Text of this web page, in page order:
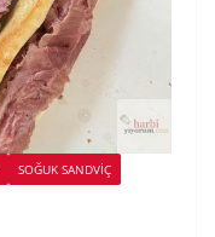
SOĞUK SANDVIÇ